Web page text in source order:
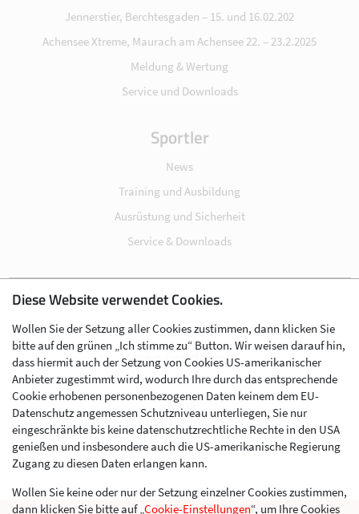
Jennerstier, Berchtesgaden – 15. und 16.02.202
Achensee Xtreme, Maurach am Achensee 22. – 23.2.2025
Meldung & Wertung
Service und Downloads
Sportler
News
Training und Ausbildung
Ausrüstung und Sicherheit
Service & Downloads
Impressum
Datenschutz
Cookie-Einstellungen
AGB
Kontakt
Werben im Skibergsteigen
Diese Website verwendet Cookies.
Wollen Sie der Setzung aller Cookies zustimmen, dann klicken Sie
bitte auf den grünen „Ich stimme zu“ Button. Wir weisen darauf hin,
dass hiermit auch der Setzung von Cookies US-amerikanischer
Anbieter zugestimmt wird, wodurch Ihre durch das entsprechende
Cookie erhobenen personenbezogenen Daten keinem dem EU-
Datenschutz angemessen Schutzniveau unterliegen, Sie nur
eingeschränkte bis keine datenschutzrechtliche Rechte in den USA
genießen und insbesondere auch die US-amerikanische Regierung
Zugang zu diesen Daten erlangen kann.
Wollen Sie keine oder nur der Setzung einzelner Cookies zustimmen,
dann klicken Sie bitte auf „Cookie-Einstellungen“, um Ihre Cookies